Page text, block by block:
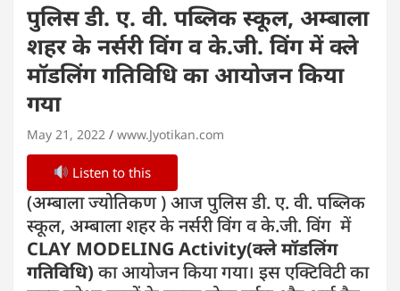
पुलिस डी. ए. वी. पब्लिक स्कूल, अम्बाला
शहर के नर्सरी विंग व के.जी. विंग में क्ले
मॉडलिंग गतिविधि का आयोजन किया
गया
May 21, 2022 www.Jyotikan.com
Listen to this
(अम्बाला ज्योतिकण ) आज पुलिस डी. ए. वी. पब्लिक
स्कूल, अम्बाला शहर के नर्सरी विंग व के.जी. विंग में
CLAY MODELING Activity(क्ले मॉडलिंग
गतिविधि) का आयोजन किया गया। इस एक्टिविटी का